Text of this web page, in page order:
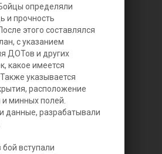
определяли
и прочность
этого составлялся
с указанием
ДОТов и других
какое имеется
указывается
расположение
минных полей.
данные, разрабатывали
бой вступали